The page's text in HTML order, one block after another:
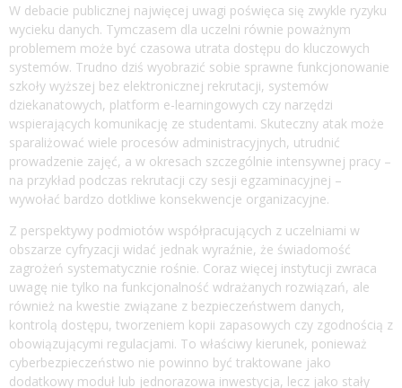
W debacie publicznej najwięcej uwagi poświęca się zwykle ryzyku
wycieku danych. Tymczasem dla uczelni równie poważnym
problemem może być czasowa utrata dostępu do kluczowych
systemów. Trudno dziś wyobrazić sobie sprawne funkcjonowanie
szkoły wyższej bez elektronicznej rekrutacji, systemów
dziekanatowych, platform e-learningowych czy narzędzi
wspierających komunikację ze studentami. Skuteczny atak może
sparaliżować wiele procesów administracyjnych, utrudnić
prowadzenie zajęć, a w okresach szczególnie intensywnej pracy –
na przykład podczas rekrutacji czy sesji egzaminacyjnej –
wywołać bardzo dotkliwe konsekwencje organizacyjne.
Z perspektywy podmiotów współpracujących z uczelniami w
obszarze cyfryzacji widać jednak wyraźnie, że świadomość
zagrożeń systematycznie rośnie. Coraz więcej instytucji zwraca
uwagę nie tylko na funkcjonalność wdrażanych rozwiązań, ale
również na kwestie związane z bezpieczeństwem danych,
kontrolą dostępu, tworzeniem kopii zapasowych czy zgodnością z
obowiązującymi regulacjami. To właściwy kierunek, ponieważ
cyberbezpieczeństwo nie powinno być traktowane jako
dodatkowy moduł lub jednorazowa inwestycja, lecz jako stały